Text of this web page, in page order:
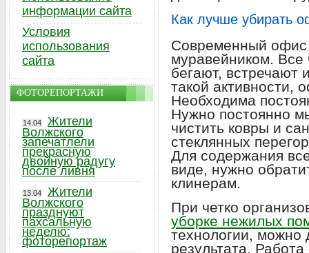
Как лучше убирать
Современный офис
муравейником. Все
бегают, встречают
такой активности,
Необходима
Нужно постоянно
чистить ковры и
стеклянных
Для содержания
виде, нужно
клинерам.
При четко
уборке нежилых
технологии, можно
результата.
информации сайта
Условия
использования
сайта
ФОТОРЕПОРТАЖИ
14.04
Жители
Волжского
запечатлели
прекрасную
двойную радугу
после ливня
13.04
Жители
Волжского
празднуют
пахсальную
неделю:
фоторепортаж